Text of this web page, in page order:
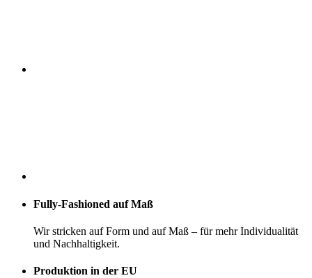
Fully-Fashioned auf Maß
Wir stricken auf Form und auf Maß – für mehr Individualität
und Nachhaltigkeit.
Produktion in der EU